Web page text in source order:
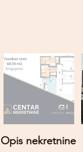
Opis nekretnine